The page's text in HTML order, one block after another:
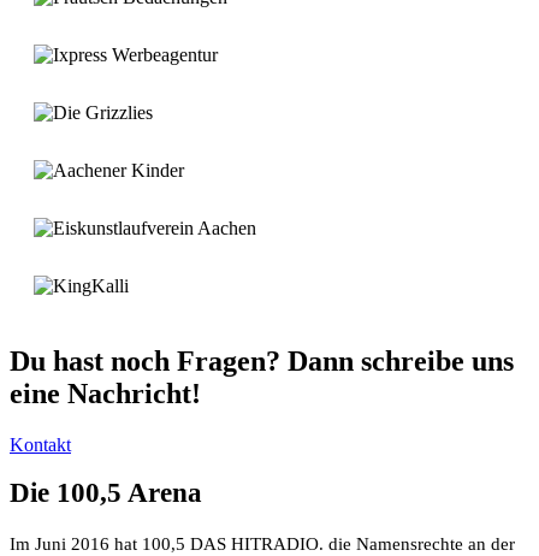
Du hast noch Fragen? Dann schreibe uns
eine Nachricht!
Kontakt
Die 100,5 Arena
Im Juni 2016 hat 100,5 DAS HITRADIO. die Namensrechte an der